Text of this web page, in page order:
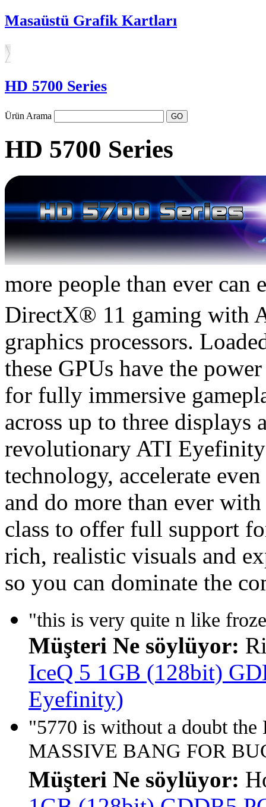
Masaüstü Grafik Kartları
HD 5700 Series
Ürün Arama
HD 5700 Series
more people than ever can
DirectX® 11 gaming with
graphics processors.
these GPUs have the
for fully immersive
across up to three
revolutionary ATI
technology, accelerate
and do more than ever
class to offer full support
rich, realistic visuals and
so you can dominate the
"this is very quite n like
Müşteri Ne söylüyor:
IceQ 5 1GB (128bit)
Eyefinity)
"5770 is without a doubt
MASSIVE BANG FOR
Müşteri Ne söylüyor: